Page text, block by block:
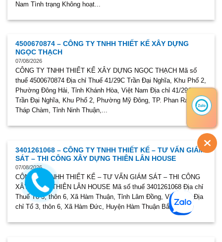
Nam Tình trạng Không hoạt...
4500670874 – CÔNG TY TNHH THIẾT KẾ XÂY DỰNG
NGỌC THẠCH
07/08/2026
CÔNG TY TNHH THIẾT KẾ XÂY DỰNG NGỌC THẠCH Mã số
thuế 4500670874 Địa chỉ Thuế 41/29C Trần Đại Nghĩa, Khu Phố 2,
Phường Đông Hải, Tỉnh Khánh Hòa, Việt Nam Địa chỉ 41/29C
Trần Đại Nghĩa, Khu Phố 2, Phường Mỹ Đông, TP. Phan Rang-
Tháp Chàm, Tỉnh Ninh Thuận,...
3401261068 – CÔNG TY TNHH THIẾT KẾ – TƯ VẤN GIÁM
SÁT – THI CÔNG XÂY DỰNG THIÊN LÂN HOUSE
07/08/2026
CÔNG TY TNHH THIẾT KẾ – TƯ VẤN GIÁM SÁT – THI CÔNG
XÂY DỰNG THIÊN LÂN HOUSE Mã số thuế 3401261068 Địa chỉ
Thuế Tổ 3, thôn 6, Xã Hàm Thuận, Tỉnh Lâm Đồng, Việt Nam Địa
chỉ Tổ 3, thôn 6, Xã Hàm Đức, Huyện Hàm Thuận Bắc,...